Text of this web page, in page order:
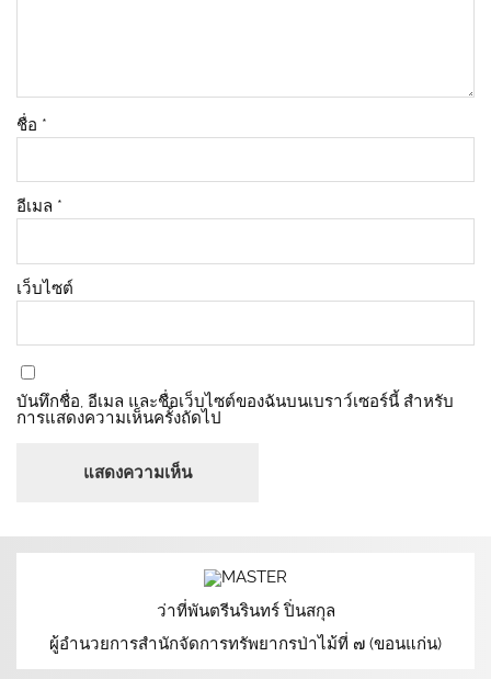
ชื่อ *
อีเมล *
เว็บไซต์
บันทึกชื่อ, อีเมล และชื่อเว็บไซต์ของฉันบนเบราว์เซอร์นี้ สำหรับ
การแสดงความเห็นครั้งถัดไป
ว่าที่พันตรีนรินทร์ ปิ่นสกุล
ผู้อำนวยการสำนักจัดการทรัพยากรป่าไม้ที่ ๗ (ขอนแก่น)